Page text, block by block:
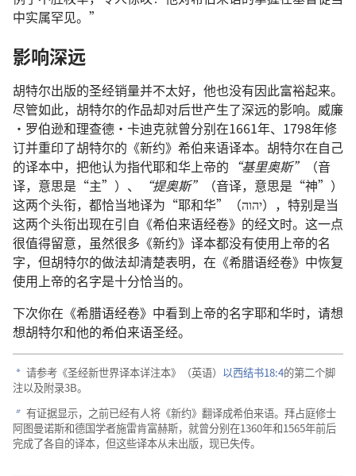
中实属罕见。”
影响深远
胡特尔出版的圣经销量并不太好，他也没有因此富裕起来。
尽管如此，胡特尔的作品却对后世产生了深远的影响。威廉
·罗伯逊和理查德·卡迪克就曾分别在1661年、1798年修
订并重印了胡特尔的《新约》希伯来语译本。胡特尔在自己
的译本中，把他认为指代耶和华上帝的 “基里奥斯”
（音
译，意思是“主”）、
“提奥斯”
（音译，意思是“神”）
这两个头衔，都恰当地译为“耶和华”（יהוה），特别是当
这两个头衔出现在引自《希伯来语经卷》的经文时。这一点
很值得留意，虽然很多《新约》译本都没有使用上帝的名
字，但胡特尔的做法却清楚表明，在《希腊语经卷》中恢复
使用上帝的名字是十分恰当的。
下次你在《希腊语经卷》中看到上帝的名字耶和华时，请想
想胡特尔和他的希伯来语圣经。
a 请参考《圣经新世界译本详注本》（英语） 以西结书18:4的第二个脚
注以及附录3B。
b 有证据显示，之前已经有人将《新约》翻译成希伯来语。拜占庭修士
阿图曼诺斯和德国学者施雷肯富赫斯，就曾分别在1360年和1565年前后
完成了各自的译本，但这些译本从未出版，现已失传。